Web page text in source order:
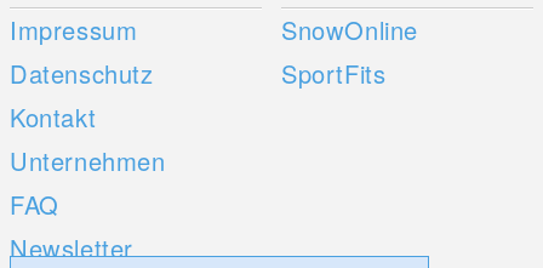
Impressum
Datenschutz
Kontakt
Unternehmen
FAQ
Newsletter
SnowOnline
SportFits